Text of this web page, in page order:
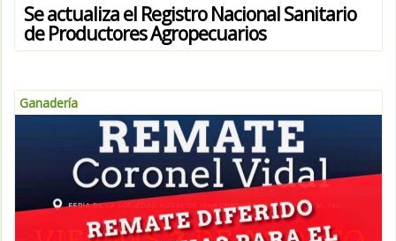
Se actualiza el Registro Nacional Sanitario
de Productores Agropecuarios
Ganadería